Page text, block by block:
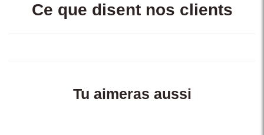
Ce que disent nos clients
Tu aimeras aussi